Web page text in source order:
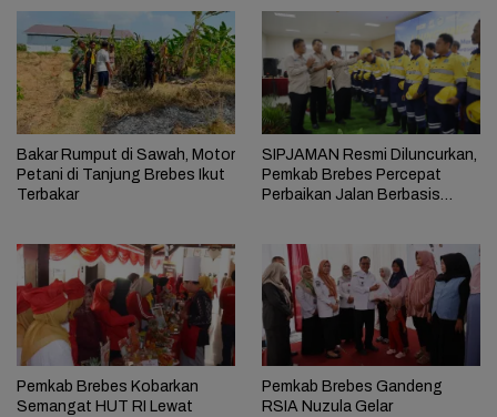
Bakar Rumput di Sawah, Motor
Petani di Tanjung Brebes Ikut
Terbakar
SIPJAMAN Resmi Diluncurkan,
Pemkab Brebes Percepat
Perbaikan Jalan Berbasis
Pemkab Brebes Kobarkan
Semangat HUT RI Lewat
Pemkab Brebes Gandeng
RSIA Nuzula Gelar